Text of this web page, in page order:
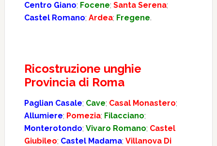
Centro Giano; Focene; Santa Serena;
Castel Romano; Ardea; Fregene.
Ricostruzione unghie
Provincia di Roma
Paglian Casale; Cave; Casal Monastero;
Allumiere; Pomezia; Filacciano;
Monterotondo; Vivaro Romano; Castel
Giubileo; Castel Madama; Villanova Di